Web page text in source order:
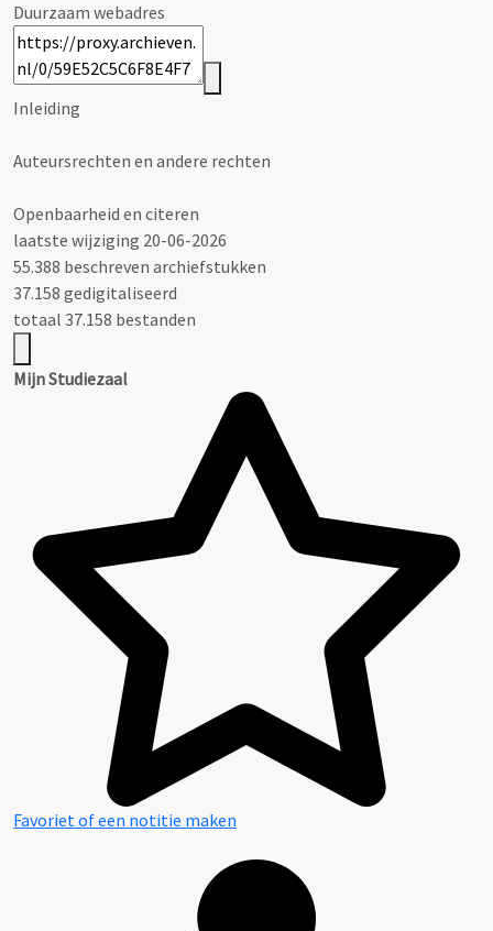
Duurzaam webadres
Inleiding
Auteursrechten en andere rechten
Openbaarheid en citeren
laatste wijziging 20-06-2026
55.388 beschreven archiefstukken
37.158 gedigitaliseerd
totaal 37.158 bestanden
Mijn Studiezaal
Favoriet of een notitie maken